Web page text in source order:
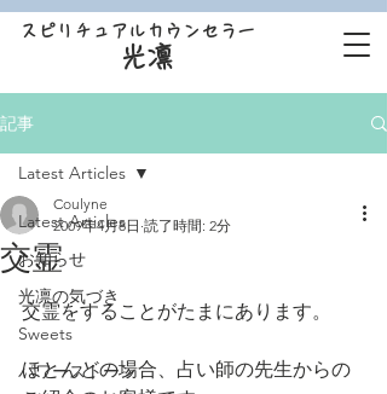
スピリチュアルカウンセラー
光凛
記事
Latest Articles
お知らせ
光凛の気づき
Sweets
パワーストーン
Latest Articles
交霊
Coulyne
2009年4月8日 読了時間: 2分
交霊をすることがたまにあります。
ほとんどの場合、占い師の先生からの